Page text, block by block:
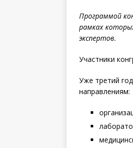
Программой
рамках
экспертов.
Участники
Уже третий
направлениям: